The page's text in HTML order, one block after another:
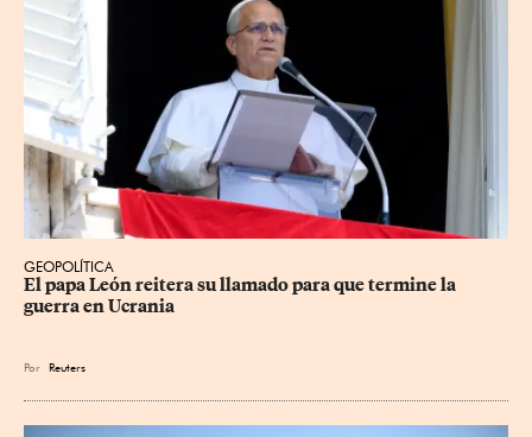
GEOPOLÍTICA
El papa León reitera su llamado para que termine la
guerra en Ucrania
Por Reuters